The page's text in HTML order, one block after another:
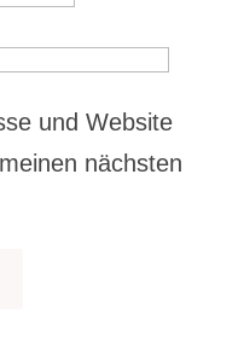
und Website
nächsten